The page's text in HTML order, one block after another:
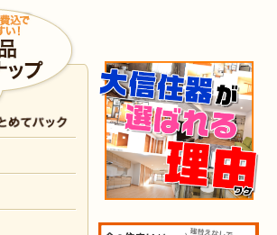
浴室 リフォーム
リフォーム
内装リフォーム （小倉北区 I様邸）
リフォーム （小倉北区 S様邸）
浴室 リフォーム
（八幡東区 N様邸）
（八幡西区 T様邸）
リフォーム （戸畑区 T様邸）
浴室リフォーム
リフォーム （小倉南区 Y様邸）